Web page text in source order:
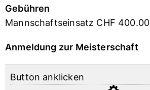
Gebühren
Mannschaftseinsatz CHF 400.00
Anmeldung zur Meisterschaft
Button anklicken